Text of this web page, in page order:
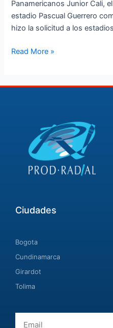
Panamericanos Junior Cali,
estadio Pascual Guerrero
hizo la solicitud a los
Read More »
Ciudades
Bogota
Cundinamarca
Girardot
Tolima